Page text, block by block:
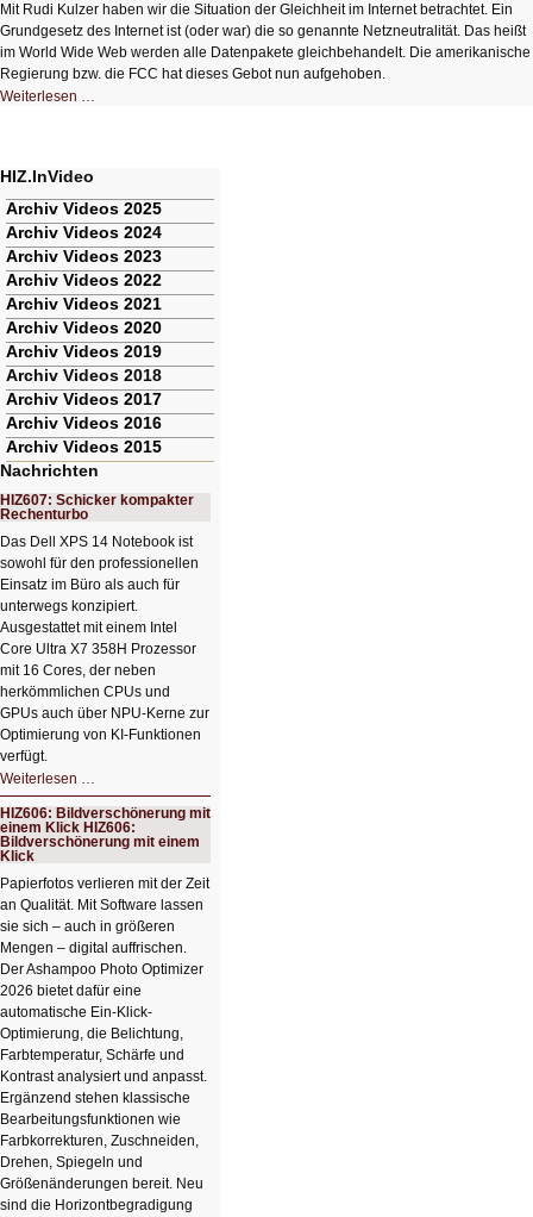
Mit Rudi Kulzer haben wir die Situation der Gleichheit im Internet betrachtet. Ein
Grundgesetz des Internet ist (oder war) die so genannte Netzneutralität. Das heißt
im World Wide Web werden alle Datenpakete gleichbehandelt. Die amerikanische
Regierung bzw. die FCC hat dieses Gebot nun aufgehoben.
Weiterlesen …
HIZ.InVideo
Navigation
überspringen
Archiv Videos 2025
Archiv Videos 2024
Archiv Videos 2023
Archiv Videos 2022
Archiv Videos 2021
Archiv Videos 2020
Archiv Videos 2019
Archiv Videos 2018
Archiv Videos 2017
Archiv Videos 2016
Archiv Videos 2015
Nachrichten
HIZ607: Schicker kompakter
Rechenturbo
Das Dell XPS 14 Notebook ist
sowohl für den professionellen
Einsatz im Büro als auch für
unterwegs konzipiert.
Ausgestattet mit einem Intel
Core Ultra X7 358H Prozessor
mit 16 Cores, der neben
herkömmlichen CPUs und
GPUs auch über NPU-Kerne zur
Optimierung von KI-Funktionen
verfügt.
Weiterlesen …
Schicker
kompakter
Rechenturbo
HIZ606: Bildverschönerung mit
einem Klick HIZ606:
Bildverschönerung mit einem
Klick
Papierfotos verlieren mit der Zeit
an Qualität. Mit Software lassen
sie sich – auch in größeren
Mengen – digital auffrischen.
Der Ashampoo Photo Optimizer
2026 bietet dafür eine
automatische Ein-Klick-
Optimierung, die Belichtung,
Farbtemperatur, Schärfe und
Kontrast analysiert und anpasst.
Ergänzend stehen klassische
Bearbeitungsfunktionen wie
Farbkorrekturen, Zuschneiden,
Drehen, Spiegeln und
Größenänderungen bereit. Neu
sind die Horizontbegradigung